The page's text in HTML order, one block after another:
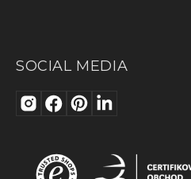
SOCIAL MEDIA